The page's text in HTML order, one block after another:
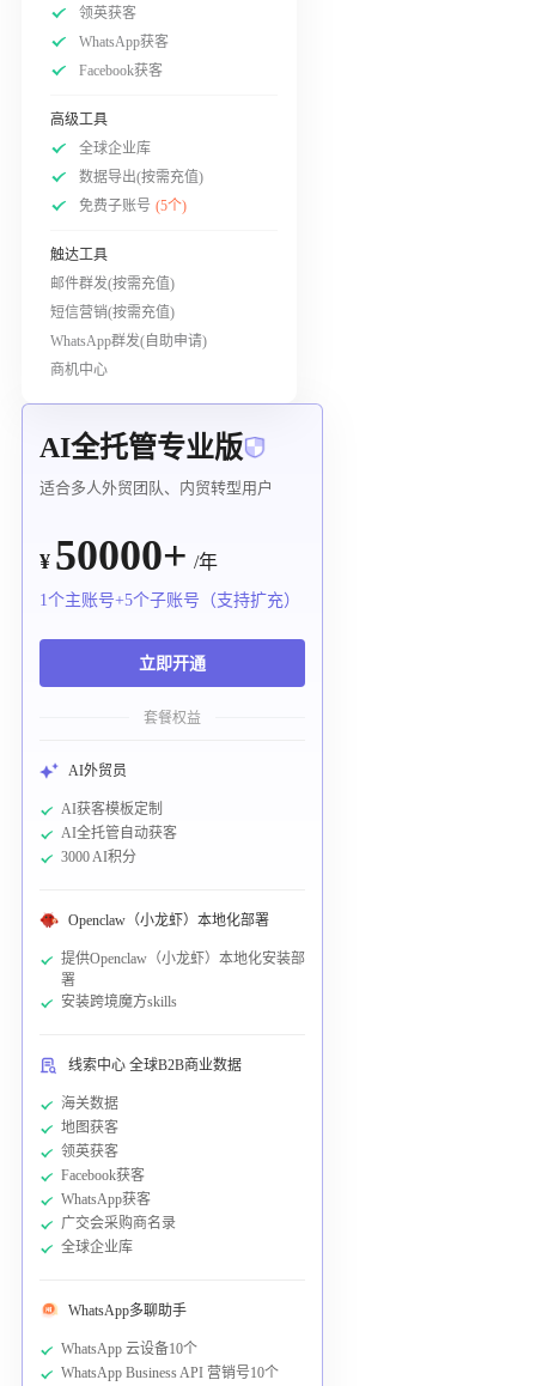
领英获客
WhatsApp获客
Facebook获客
高级工具
全球企业库
数据导出(按需充值)
免费子账号 (5个)
触达工具
邮件群发(按需充值)
短信营销(按需充值)
WhatsApp群发(自助申请)
商机中心
AI全托管专业版
适合多人外贸团队、内贸转型用户
¥ 50000+ /年
1个主账号+5个子账号（支持扩充）
立即开通
套餐权益
AI外贸员
AI获客模板定制
AI全托管自动获客
3000 AI积分
Openclaw（小龙虾）本地化部署
提供Openclaw（小龙虾）本地化安装部
署
安装跨境魔方skills
线索中心 全球B2B商业数据
海关数据
地图获客
领英获客
Facebook获客
WhatsApp获客
广交会采购商名录
全球企业库
WhatsApp多聊助手
WhatsApp 云设备10个
WhatsApp Business API 营销号10个